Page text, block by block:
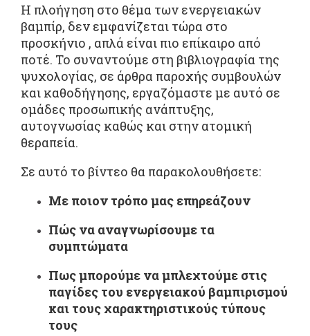
Η πλοήγηση στο θέμα των ενεργειακών
βαμπίρ, δεν εμφανίζεται τώρα στο
προσκήνιο , απλά είναι πιο επίκαιρο από
ποτέ. Το συναντούμε στη βιβλιογραφία της
ψυχολογίας, σε άρθρα παροχής συμβουλών
και καθοδήγησης, εργαζόμαστε με αυτό σε
ομάδες προσωπικής ανάπτυξης,
αυτογνωσίας καθώς και στην ατομική
θεραπεία.
Σε αυτό το βίντεο θα παρακολουθήσετε:
Με ποιον τρόπο μας επηρεάζουν
Πώς να αναγνωρίσουμε τα
συμπτώματα
Πως μπορούμε να μπλεχτούμε στις
παγίδες του ενεργειακού βαμπιρισμού
και τους χαρακτηριστικούς τύπους
τους